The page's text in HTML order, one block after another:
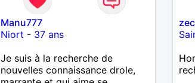
Manu777
Niort - 37 ans
Je suis à la recherche de
nouvelles connaissance drole,